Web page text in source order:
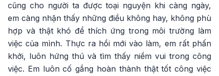
cũng cho người ta được toại nguyện khi càng ngày,
em càng nhận thấy những điều không hay, không phù
hợp và thật khó để thích ứng trong môi trường làm
việc của mình. Thực ra hồi mới vào làm, em rất phấn
khởi, luôn hứng thú và tìm thấy niềm vui trong công
việc. Em luôn cố gắng hoàn thành thật tốt công việc